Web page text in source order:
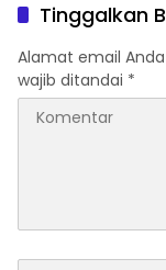
Tinggalkan
Alamat email
wajib ditandai *